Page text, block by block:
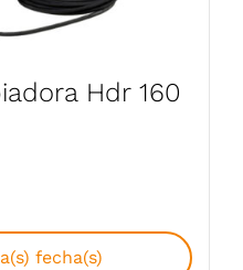
Hdr 160
fecha(s)